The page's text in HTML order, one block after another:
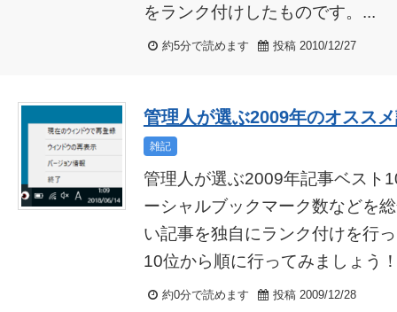
をランク付けしたものです。...
約5分で読めます 投稿 2010/12/27
管理人が選ぶ2009年のオスス
雑記
管理人が選ぶ2009年記事ベスト
ーシャルブックマーク数などを
い記事を独自にランク付けを行
10位から順に行ってみましょう
約0分で読めます 投稿 2009/12/28